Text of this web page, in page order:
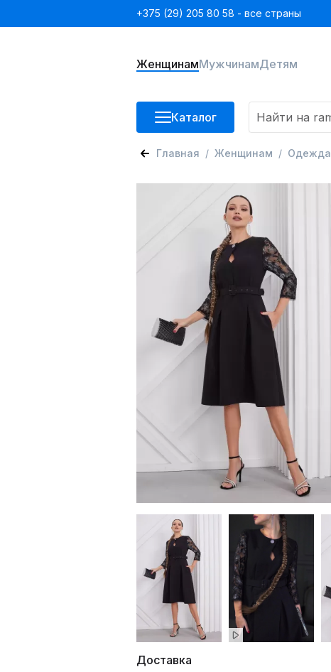
+375 (29) 205 80 58 - все страны
ЖенщинамМужчинамДетям
Каталог
Главная Женщинам Одежда
Доставка